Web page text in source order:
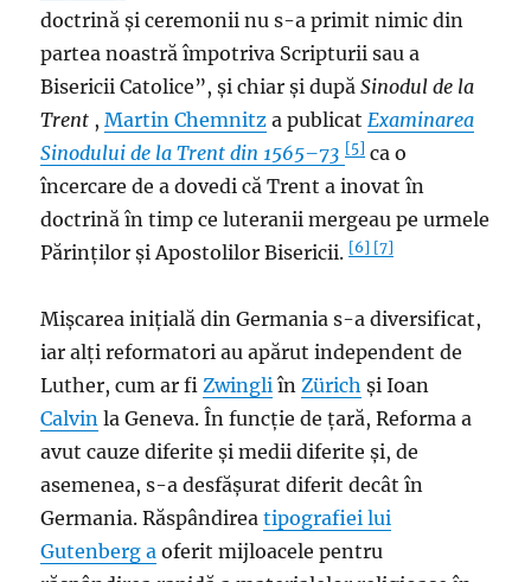
doctrină și ceremonii nu s-a primit nimic din
partea noastră împotriva Scripturii sau a
Bisericii Catolice”, și chiar și dupăSinodul de la
Trent ,Martin Chemnitz a publicat Examinarea
Sinodului de la Trent din 1565–73[5] ca o
încercare de a dovedi că Trent a inovat în
doctrină în timp ce luteranii mergeau pe urmele
Părinților și Apostolilor Bisericii.[6] [7]
Mișcarea inițială din Germania s-a diversificat,
iar alți reformatori au apărut independent de
Luther, cum ar fi Zwingli în Zürich și Ioan
Calvin la Geneva. În funcție de țară, Reforma a
avut cauze diferite și medii diferite și, de
asemenea, s-a desfășurat diferit decât în ​​
Germania. Răspândireatipografieilui
Gutenberg a oferit mijloacele pentru